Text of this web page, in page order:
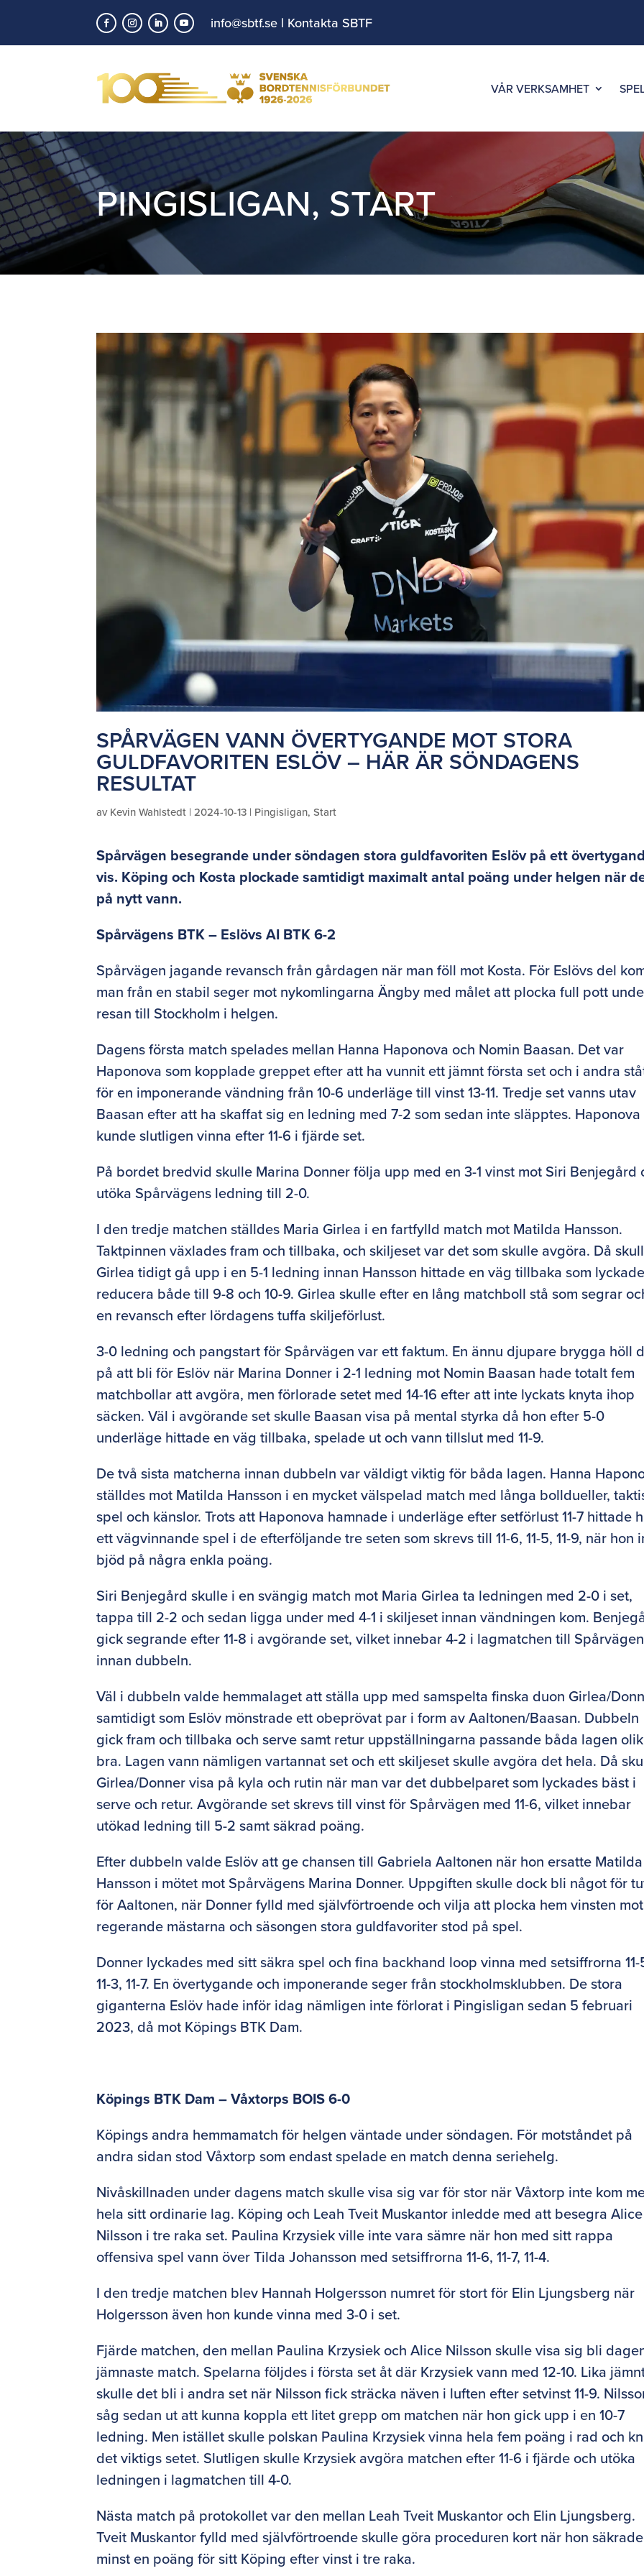
info@sbtf.se | Kontakta SBTF
VÅR VERKSAMHET
PINGISLIGAN, START
SPÅRVÄGEN VANN ÖVERTYGANDE MOT STORA
GULDFAVORITEN ESLÖV – HÄR ÄR SÖNDAGENS
RESULTAT
avKevin Wahlstedt |2024-10-13 | Pingisligan,Start
Spårvägen besegrande under söndagen stora guldfavoriten Eslöv på ett
vis. Köping och Kosta plockade samtidigt maximalt antal poäng under helgen när
på nytt vann.
Spårvägens BTK – Eslövs AI BTK 6-2
Spårvägen jagande revansch från gårdagen när man föll mot Kosta. För Eslövs del
man från en stabil seger mot nykomlingarna Ängby med målet att plocka full pott
resan till Stockholm i helgen.
Dagens första match spelades mellan Hanna Haponova och Nomin Baasan. Det var
Haponova som kopplade greppet efter att ha vunnit ett jämnt första set och i andra
för en imponerande vändning från 10-6 underläge till vinst 13-11. Tredje set vanns utav
Baasan efter att ha skaffat sig en ledning med 7-2 som sedan inte släpptes. Haponova
kunde slutligen vinna efter 11-6 i fjärde set.
På bordet bredvid skulle Marina Donner följa upp med en 3-1 vinst mot Siri Benjegård
utöka Spårvägens ledning till 2-0.
I den tredje matchen ställdes Maria Girlea i en fartfylld match mot Matilda Hansson.
Taktpinnen växlades fram och tillbaka, och skiljeset var det som skulle avgöra. Då
Girlea tidigt gå upp i en 5-1 ledning innan Hansson hittade en väg tillbaka som
reducera både till 9-8 och 10-9. Girlea skulle efter en lång matchboll stå som segrar
en revansch efter lördagens tuffa skiljeförlust.
3-0 ledning och pangstart för Spårvägen var ett faktum. En ännu djupare brygga höll
på att bli för Eslöv när Marina Donner i 2-1 ledning mot Nomin Baasan hade totalt fem
matchbollar att avgöra, men förlorade setet med 14-16 efter att inte lyckats knyta ihop
säcken. Väl i avgörande set skulle Baasan visa på mental styrka då hon efter 5-0
underläge hittade en väg tillbaka, spelade ut och vann tillslut med 11-9.
De två sista matcherna innan dubbeln var väldigt viktig för båda lagen. Hanna
ställdes mot Matilda Hansson i en mycket välspelad match med långa bolldueller,
spel och känslor. Trots att Haponova hamnade i underläge efter setförlust 11-7 hittade
ett vägvinnande spel i de efterföljande tre seten som skrevs till 11-6, 11-5, 11-9, när hon
bjöd på några enkla poäng.
Siri Benjegård skulle i en svängig match mot Maria Girlea ta ledningen med 2-0 i set,
tappa till 2-2 och sedan ligga under med 4-1 i skiljeset innan vändningen kom.
gick segrande efter 11-8 i avgörande set, vilket innebar 4-2 i lagmatchen till Spårvägen
innan dubbeln.
Väl i dubbeln valde hemmalaget att ställa upp med samspelta finska duon Girlea/
samtidigt som Eslöv mönstrade ett obeprövat par i form av Aaltonen/Baasan. Dubbeln
gick fram och tillbaka och serve samt retur uppställningarna passande båda lagen
bra. Lagen vann nämligen vartannat set och ett skiljeset skulle avgöra det hela. Då
Girlea/Donner visa på kyla och rutin när man var det dubbelparet som lyckades bäst i
serve och retur. Avgörande set skrevs till vinst för Spårvägen med 11-6, vilket innebar
utökad ledning till 5-2 samt säkrad poäng.
Efter dubbeln valde Eslöv att ge chansen till Gabriela Aaltonen när hon ersatte Matilda
Hansson i mötet mot Spårvägens Marina Donner. Uppgiften skulle dock bli något för
för Aaltonen, när Donner fylld med självförtroende och vilja att plocka hem vinsten mot
regerande mästarna och säsongen stora guldfavoriter stod på spel.
Donner lyckades med sitt säkra spel och fina backhand loop vinna med setsiffrorna 11-
11-3, 11-7. En övertygande och imponerande seger från stockholmsklubben. De stora
giganterna Eslöv hade inför idag nämligen inte förlorat i Pingisligan sedan 5 februari
2023, då mot Köpings BTK Dam.
Köpings BTK Dam – Våxtorps BOIS 6-0
Köpings andra hemmamatch för helgen väntade under söndagen. För motståndet på
andra sidan stod Våxtorp som endast spelade en match denna seriehelg.
Nivåskillnaden under dagens match skulle visa sig var för stor när Våxtorp inte kom
hela sitt ordinarie lag. Köping och Leah Tveit Muskantor inledde med att besegra Alice
Nilsson i tre raka set. Paulina Krzysiek ville inte vara sämre när hon med sitt rappa
offensiva spel vann över Tilda Johansson med setsiffrorna 11-6, 11-7, 11-4.
I den tredje matchen blev Hannah Holgersson numret för stort för Elin Ljungsberg när
Holgersson även hon kunde vinna med 3-0 i set.
Fjärde matchen, den mellan Paulina Krzysiek och Alice Nilsson skulle visa sig bli
jämnaste match. Spelarna följdes i första set åt där Krzysiek vann med 12-10. Lika
skulle det bli i andra set när Nilsson fick sträcka näven i luften efter setvinst 11-9.
såg sedan ut att kunna koppla ett litet grepp om matchen när hon gick upp i en 10-7
ledning. Men istället skulle polskan Paulina Krzysiek vinna hela fem poäng i rad och
det viktigs setet. Slutligen skulle Krzysiek avgöra matchen efter 11-6 i fjärde och utöka
ledningen i lagmatchen till 4-0.
Nästa match på protokollet var den mellan Leah Tveit Muskantor och Elin Ljungsberg.
Tveit Muskantor fylld med självförtroende skulle göra proceduren kort när hon säkrade
minst en poäng för sitt Köping efter vinst i tre raka.